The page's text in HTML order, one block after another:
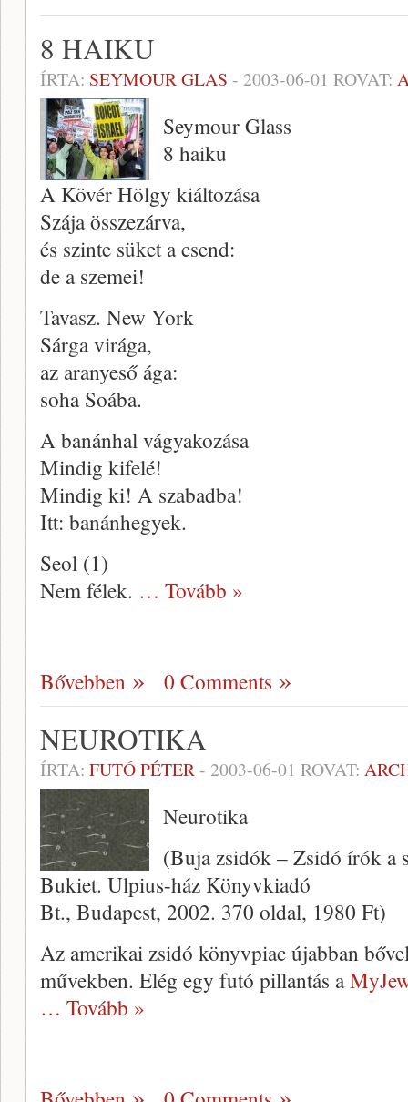
8 HAIKU
ÍRTA: SEYMOUR GLAS - 2003-06-01 ROVAT:
Seymour Glass
8 haiku
A Kövér Hölgy kiáltozása
Szája összezárva,
és szinte süket a csend:
de a szemei!
Tavasz. New York
Sárga virága,
az aranyeső ága:
soha Soába.
A banánhal vágyakozása
Mindig kifelé!
Mindig ki! A szabadba!
Itt: banánhegyek.
Seol (1)
Nem félek. … Tovább »
Bővebben 0 Comments
NEUROTIKA
ÍRTA: FUTÓ PÉTER- 2003-06-01 ROVAT:
Neurotika
(Buja zsidók – Zsidó írók a
Bukiet. Ulpius-ház Könyvkiadó
Bt., Budapest, 2002. 370 oldal, 1980 Ft)
Az amerikai zsidó könyvpiac újabban
művekben. Elég egy futó pillantás a
… Tovább »